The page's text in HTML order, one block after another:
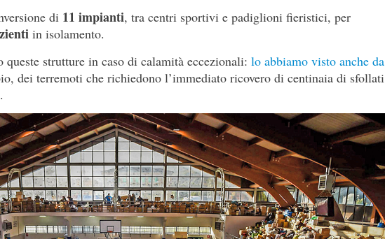
di 11 impianti, tra centri sportivi e padiglioni fieristici, per
in isolamento.
queste strutture in caso di calamità eccezionali: lo abbiamo visto anche da
dei terremoti che richiedono l’immediato ricovero di centinaia di sfollati